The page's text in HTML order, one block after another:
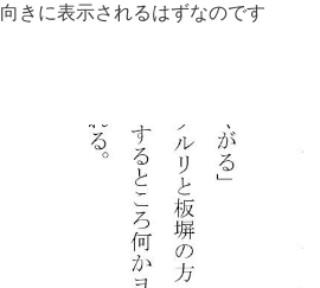
きに表示されるはずなのです